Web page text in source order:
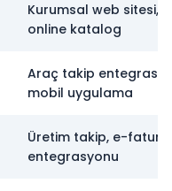
Kurumsal web sitesi,
online katalog
Araç takip
mobil uygulama
Üretim takip, e-fatura
entegrasyonu